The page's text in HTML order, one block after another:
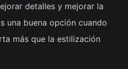
detalles y mejorar la
una buena opción cuando
más que la estilización